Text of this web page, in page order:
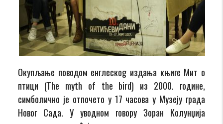
Окупљање поводом eнглескоg издањa књиге Мит о
птици (The myth of the bird) из 2000. године,
симболично је отпочето у 17 часова у Музеју града
Новог Сада. У уводном говору Зоран Колунџија